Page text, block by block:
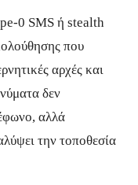
0 SMS ή stealth
που
αρχές και
δεν
αλλά
την τοποθεσία